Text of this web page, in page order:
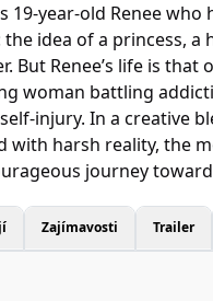
19-year-old Renee who
idea of a princess, a
But Renee’s life is that
woman battling
injury. In a creative
with harsh reality, the
journey
Zajímavosti Trailer